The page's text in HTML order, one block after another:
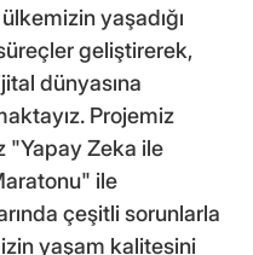
yaşadığı
geliştirerek,
dünyasına
Projemiz
"Yapay Zeka ile
ile
çeşitli sorunlarla
yaşam kalitesini